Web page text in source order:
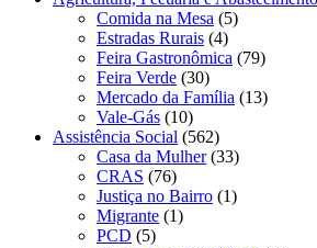
Comida na Mesa (5)
Estradas Rurais (4)
Feira Gastronômica (79)
Feira Verde (30)
Mercado da Família (13)
Vale-Gás (10)
Assistência Social (562)
Casa da Mulher(33)
CRAS (76)
Justiça no Bairro (1)
Migrante (1)
PCD (5)